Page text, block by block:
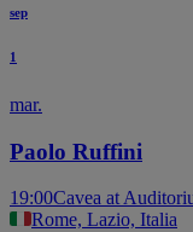
sep
1
mar.
Paolo Ruffini
19:00Cavea at
Rome, Lazio, Italia